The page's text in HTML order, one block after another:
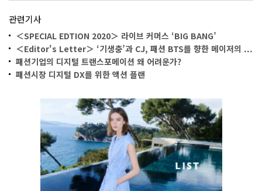
관련기사
＜SPECIAL EDTION 2020＞ 라이브 커머스 ‘BIG BANG’
＜Editor's Letter＞ ‘기생충’과 CJ, 패션 BTS를 향한 메이저의 ...
패션기업의 디지털 트랜스포메이션 왜 어려운가?
패션시장 디지털 DX를 위한 액션 플랜